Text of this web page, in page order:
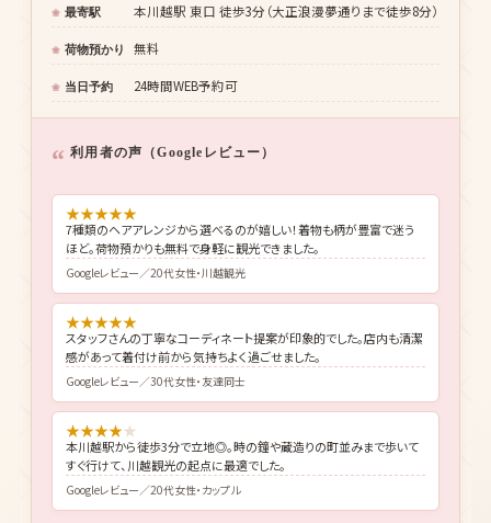
最寄駅 本川越駅 東口 徒歩3分（大正浪漫夢通りまで徒歩8分）
荷物預かり 無料
当日予約 24時間WEB予約可
利用者の声（Googleレビュー）
★★★★★
7種類のヘアアレンジから選べるのが嬉しい！着物も柄が豊富で迷う
ほど。荷物預かりも無料で身軽に観光できました。
Googleレビュー／20代女性・川越観光
★★★★★
スタッフさんの丁寧なコーディネート提案が印象的でした。店内も清潔
感があって着付け前から気持ちよく過ごせました。
Googleレビュー／30代女性・友達同士
★★★★★
本川越駅から徒歩3分で立地◎。時の鐘や蔵造りの町並みまで歩いて
すぐ行けて、川越観光の起点に最適でした。
Googleレビュー／20代女性・カップル